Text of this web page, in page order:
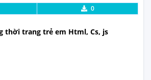
Xem Thực Tế
0
thời trang trẻ em Html, Cs, js